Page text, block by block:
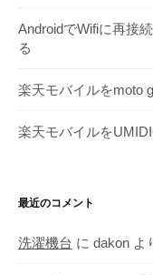
AndroidでWifiに再接
る
楽天モバイルをmoto
楽天モバイルを
最近のコメント
洗濯機台 に dakon よ